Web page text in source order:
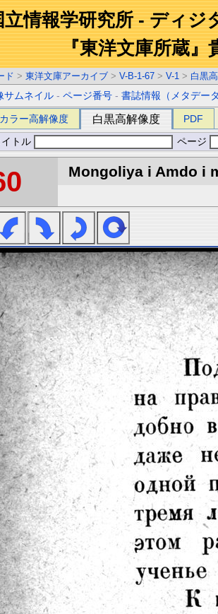
立情報学研究所 - ディジ
『東洋文庫所蔵』
ド > 東洋文庫アーカイブ > V-B-1-67 > V-1 > 白黒
サムネイル -ページ番号 -書誌情報（メタデー
ラー高解像度 白黒高解像度 PDF
イトル ページ
Mongoliya i Amdo i